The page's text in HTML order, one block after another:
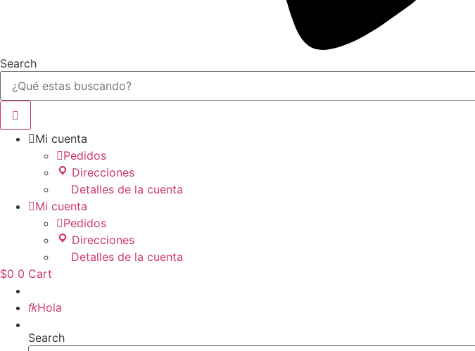
Search
Mi cuenta
Pedidos
Direcciones
Detalles de la cuenta
Mi cuenta
Pedidos
Direcciones
Detalles de la cuenta
$0 0 Cart
Hola
Search